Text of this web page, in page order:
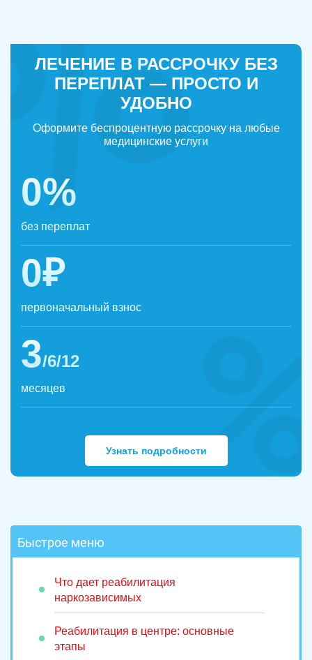
ЛЕЧЕНИЕ В РАССРОЧКУ БЕЗ
ПЕРЕПЛАТ — ПРОСТО И
УДОБНО
Оформите беспроцентную рассрочку на любые
медицинские услуги
0%
без переплат
0₽
первоначальный взнос
3/6/12
месяцев
Узнать подробности
Быстрое меню
Что дает реабилитация
наркозависимых
Реабилитация в центре: основные
этапы